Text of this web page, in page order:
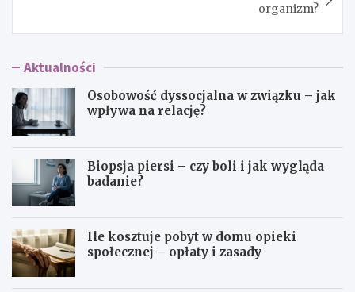
organizm?
Aktualności
Osobowość dyssocjalna w związku – jak
wpływa na relację?
Biopsja piersi – czy boli i jak wygląda
badanie?
Ile kosztuje pobyt w domu opieki
społecznej – opłaty i zasady